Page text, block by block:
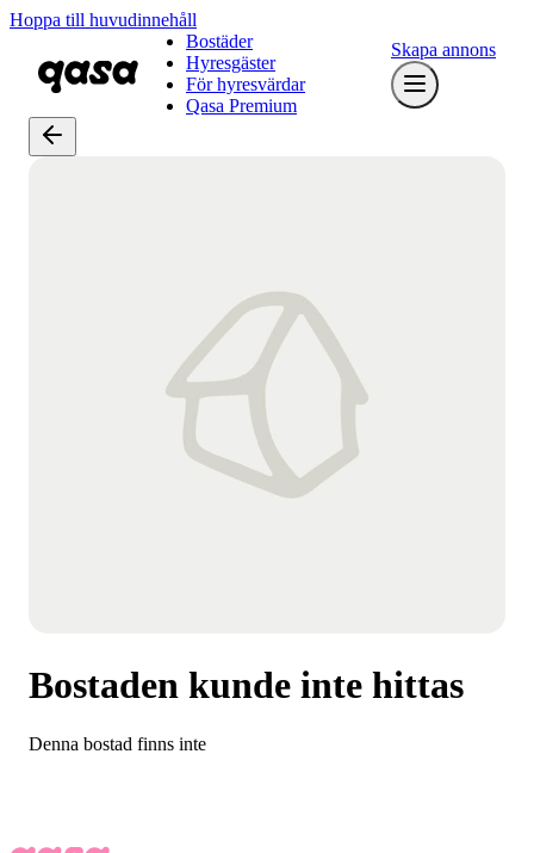
Hoppa till huvudinnehåll
Bostäder
Hyresgäster
För hyresvärdar
Qasa Premium
Skapa annons
Bostaden kunde inte hittas
Denna bostad finns inte